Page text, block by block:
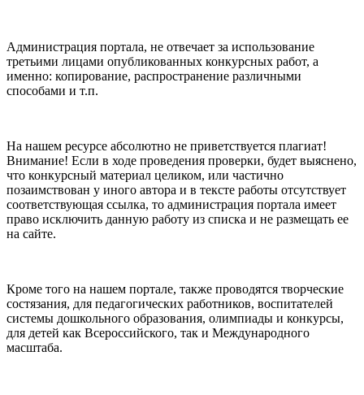
Администрация портала, не отвечает за использование
третьими лицами опубликованных конкурсных работ, а
именно: копирование, распространение различными
способами и т.п.
На нашем ресурсе абсолютно не приветствуется плагиат!
Внимание! Если в ходе проведения проверки, будет выяснено,
что конкурсный материал целиком, или частично
позаимствован у иного автора и в тексте работы отсутствует
соответствующая ссылка, то администрация портала имеет
право исключить данную работу из списка и не размещать ее
на сайте.
Кроме того на нашем портале, также проводятся творческие
состязания, для педагогических работников, воспитателей
системы дошкольного образования, олимпиады и конкурсы,
для детей как Всероссийского, так и Международного
масштаба.